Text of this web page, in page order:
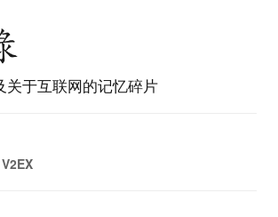
关于互联网的记忆碎片
V2EX